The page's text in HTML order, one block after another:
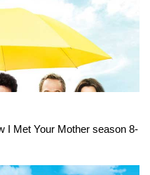
I Met Your Mother season 8-